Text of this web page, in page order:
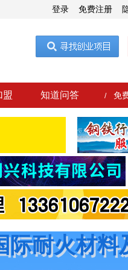
登录 免费注册
盟 知道问答 / 免
际耐火材料